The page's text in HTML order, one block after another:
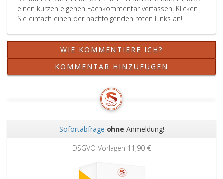
Paragraph
397,
Absatz
2,
erheben.
einen kurzen eigenen Fachkommentar verfassen. Klicken
Sie einfach einen der nachfolgenden roten Links an!
WIE KOMMENTIERE ICH?
KOMMENTAR HINZUFÜGEN
Sofortabfrage ohne Anmeldung!
DSGVO Vorlagen 11,90 €